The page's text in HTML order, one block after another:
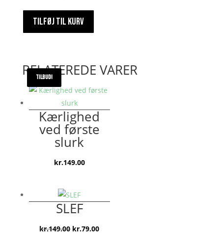
antal
TILFØJ TIL KURV
RELATEREDE VARER
Kærlighed
ved første
slurk
kr.149.00
TILBUD!
SLEF
kr.149.00 Den
kr.79.00Den
TILBUD!